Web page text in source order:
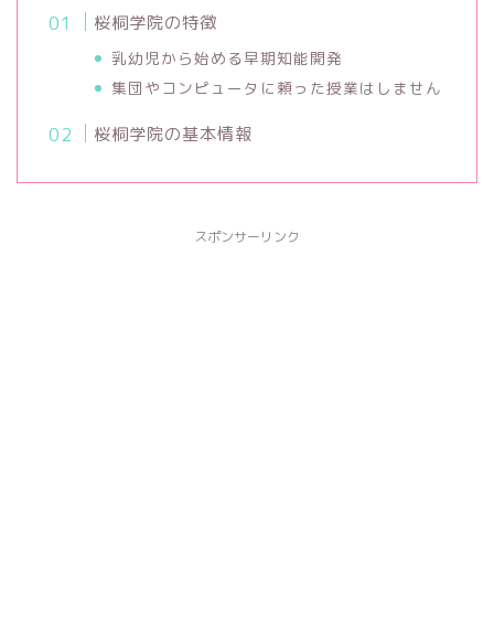
桜桐学院の特徴
乳幼児から始める早期知能開発
集団やコンピュータに頼った授業はしません
桜桐学院の基本情報
スポンサーリンク